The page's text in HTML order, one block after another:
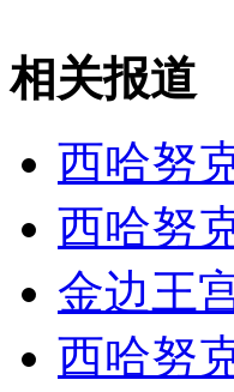
女孩北京地铁殴打
无痛分娩是否安全
外交部：反对强权
外交部：有关国家言
相关报道
西哈努
西哈努
金边王
西哈努